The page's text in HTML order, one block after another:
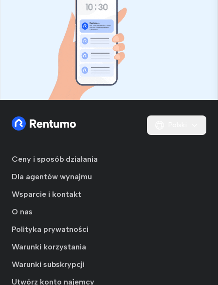
Ceny i sposób działania
Dla agentów wynajmu
Wsparcie i kontakt
O nas
Polityka prywatności
Warunki korzystania
Warunki subskrypcji
Utwórz konto najemcy